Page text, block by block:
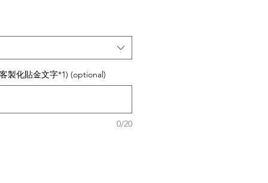
製化貼金文字*1) (optional)
0/20